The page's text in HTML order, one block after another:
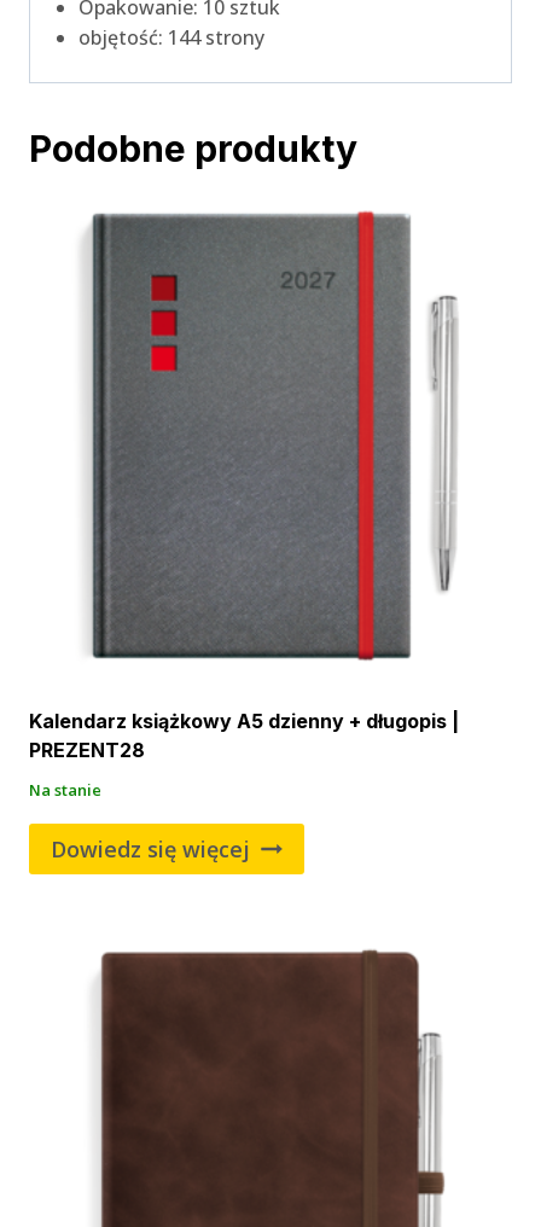
Opakowanie: 10 sztuk
objętość: 144 strony
Podobne produkty
Kalendarz książkowy A5 dzienny + długopis |
PREZENT28
Na stanie
Dowiedz się więcej